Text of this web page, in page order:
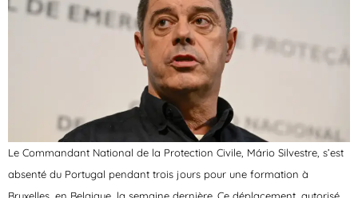
Le Commandant National de la Protection Civile, Mário Silvestre, s’est
absenté du Portugal pendant trois jours pour une formation à